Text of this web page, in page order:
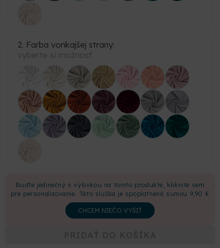
2. Farba vonkajšej strany:
vyberte si možnosť
Buďte jedinečný s výšivkou na tomto produkte, kliknite sem
pre personalizovanie. Táto služba je spoplatnená sumou 9,90 €
CHCEM NIEČO VYŠIŤ